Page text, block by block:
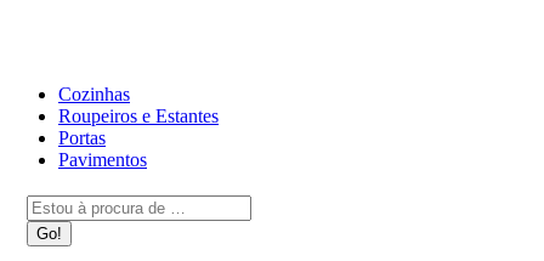
Cozinhas
Roupeiros e Estantes
Portas
Pavimentos
Search: